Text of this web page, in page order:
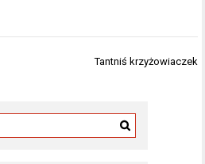
Tantniś krzyżowiaczek